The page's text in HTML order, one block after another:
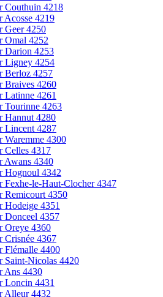
Couthuin 4218
Acosse 4219
Geer 4250
Omal 4252
Darion 4253
Ligney 4254
Berloz 4257
Braives 4260
Latinne 4261
Tourinne 4263
Hannut 4280
Lincent 4287
Waremme 4300
Celles 4317
Awans 4340
Hognoul 4342
Fexhe-le-Haut-Clocher 4347
Remicourt 4350
Hodeige 4351
Donceel 4357
Oreye 4360
Crisnée 4367
Flémalle 4400
Saint-Nicolas 4420
Ans 4430
Loncin 4431
Alleur 4432